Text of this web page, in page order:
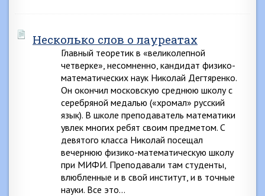
Несколько слов о лауреатах
Главный теоретик в «великолепной
четверке», несомненно, кандидат физико-
математических наук Николай Дегтяренко.
Он окончил московскую среднюю школу с
серебряной медалью («хромал» русский
язык). В школе преподаватель математики
увлек многих ребят своим предметом. С
девятого класса Николай посещал
вечернюю физико-математическую школу
при МИФИ. Преподавали там студенты,
влюбленные и в свой институт, и в точные
науки. Все это…